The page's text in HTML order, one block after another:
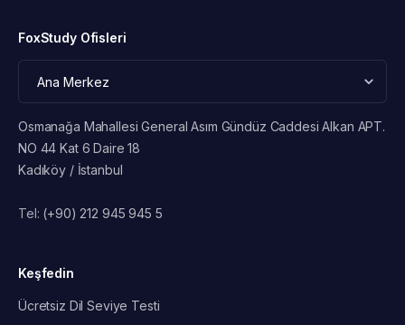
FoxStudy Ofisleri
Osmanağa Mahallesi General Asım Gündüz Caddesi Alkan APT.
NO 44 Kat 6 Daire 18
Kadıköy / İstanbul
Tel: (+90) 212 945 945 5
Keşfedin
Ücretsiz Dil Seviye Testi